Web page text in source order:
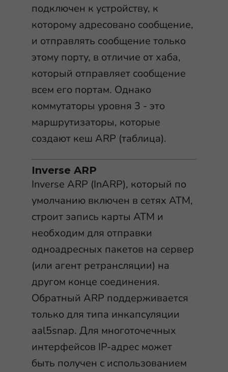
подключен к устройству, к
которому адресовано сообщение,
и отправлять сообщение только
этому порту, в отличие от хаба,
который отправляет сообщение
всем его портам. Однако
коммутаторы уровня 3 - это
маршрутизаторы, которые
создают кеш ARP (таблица).
Inverse ARP
Inverse ARP (InARP), который по
умолчанию включен в сетях ATM,
строит запись карты ATM и
необходим для отправки
одноадресных пакетов на сервер
(или агент ретрансляции) на
другом конце соединения.
Обратный ARP поддерживается
только для типа инкапсуляции
aal5snap. Для многоточечных
интерфейсов IP-адрес может
быть получен с использованием